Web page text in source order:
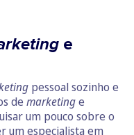
e
pessoal sozinho e
de marketinge
um pouco sobre o
um especialista em